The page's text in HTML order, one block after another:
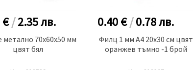
€/2.35лв.
метално 70x60x50 мм
цвят бял
0.40 €/0.78лв.
Филц 1 мм A4 20x30 см цвят
оранжев тъмно -1 брой